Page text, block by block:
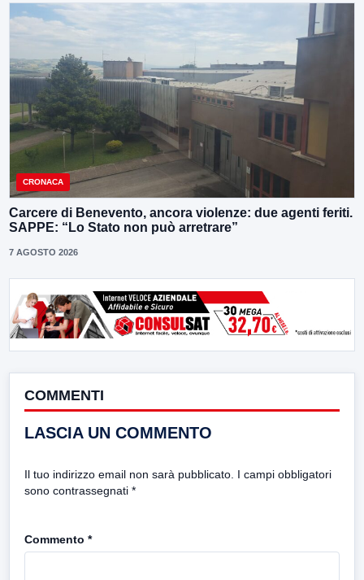
CRONACA
Carcere di Benevento, ancora violenze: due agenti feriti.
SAPPE: “Lo Stato non può arretrare”
7 AGOSTO 2026
COMMENTI
LASCIA UN COMMENTO
Il tuo indirizzo email non sarà pubblicato. I campi obbligatori
sono contrassegnati *
Commento *